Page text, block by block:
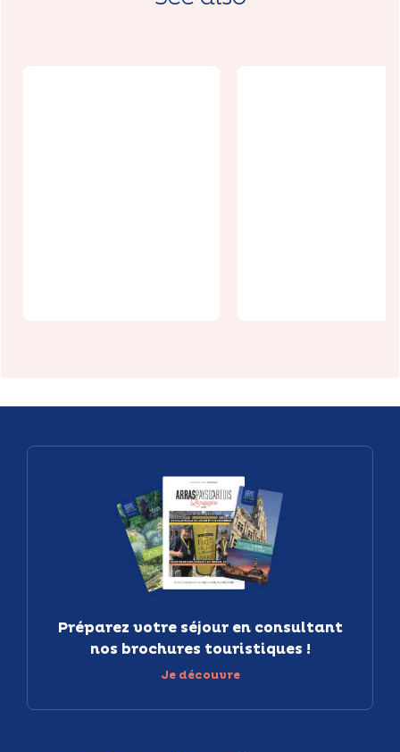
Préparez votre séjour en consultant
nos brochures touristiques !
Je découvre